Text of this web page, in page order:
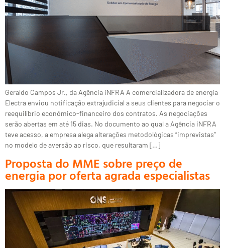
Geraldo Campos Jr., da Agência iNFRA A comercializadora de energia
Electra enviou notificação extrajudicial a seus clientes para negociar o
reequilíbrio econômico-financeiro dos contratos. As negociações
serão abertas em até 15 dias. No documento ao qual a Agência iNFRA
teve acesso, a empresa alega alterações metodológicas “imprevistas”
no modelo de aversão ao risco, que resultaram […]
Proposta do MME sobre preço de
energia por oferta agrada especialistas